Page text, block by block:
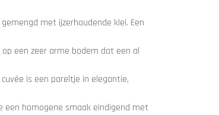
met ijzerhoudende klei. Een
een zeer arme bodem dat een al
is een pareltje in elegantie,
een homogene smaak eindigend met